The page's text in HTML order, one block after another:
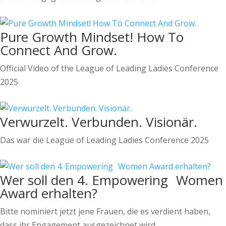
Pure Growth Mindset! How To
Connect And Grow.
Official Video of the League of Leading Ladies Conference
2025
Verwurzelt. Verbunden. Visionär.
Das war die League of Leading Ladies Conference 2025
Wer soll den 4. Empowering Women
Award erhalten?
Bitte nominiert jetzt jene Frauen, die es verdient haben,